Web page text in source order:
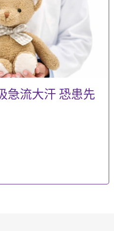
急流大汗 恐患先